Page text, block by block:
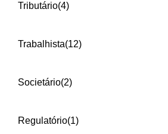
Tributário(4)
Trabalhista(12)
Societário(2)
Regulatório(1)